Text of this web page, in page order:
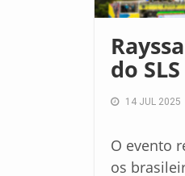
do
14 JUL 2025
O evento
os